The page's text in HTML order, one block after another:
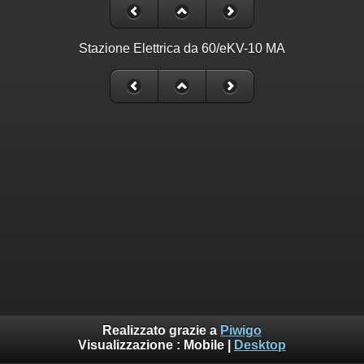
Stazione Elettrica da 60/eKV-10 MA
Realizzato grazie a Piwigo
Visualizzazione : Mobile Desktop